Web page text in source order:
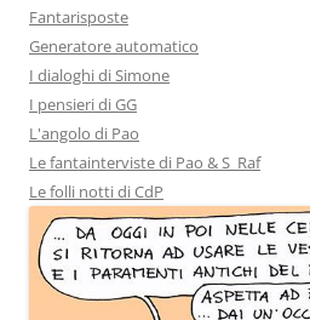
Fantarisposte
Generatore automatico
I dialoghi di Simone
I pensieri di GG
L'angolo di Pao
Le fantainterviste di Pao & S_Raf
Le folli notti di CdP